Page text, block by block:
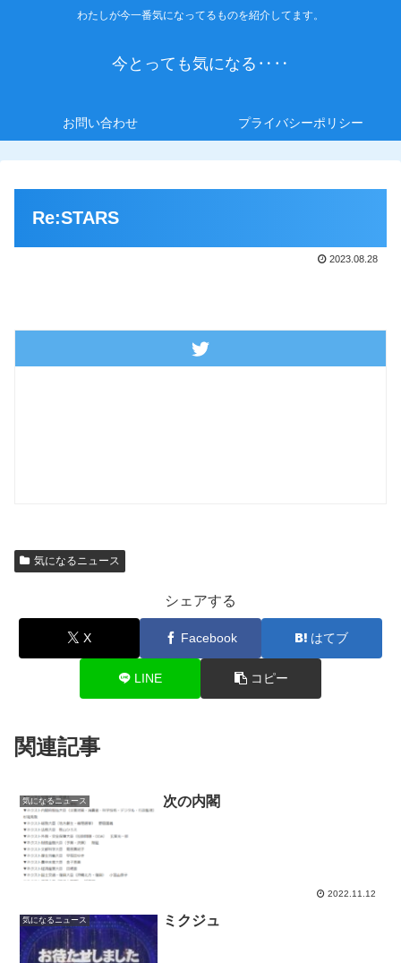
わたしが今一番気になってるものを紹介してます。
今とっても気になる‥‥
お問い合わせ プライバシーポリシー
Re:STARS
2023.08.28
気になるニュース
シェアする
X Facebook はてブ
LINE コピー
関連記事
気になるニュース 次の内閣
2022.11.12
気になるニュース ミクジュ